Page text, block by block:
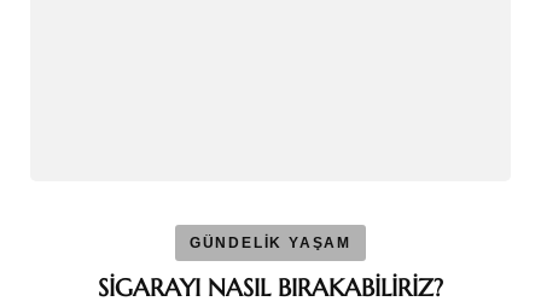
GÜNDELİK YAŞAM
SİGARAYI NASIL BIRAKABİLİRİZ?